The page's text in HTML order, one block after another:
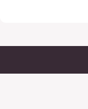
Elegancefemmes